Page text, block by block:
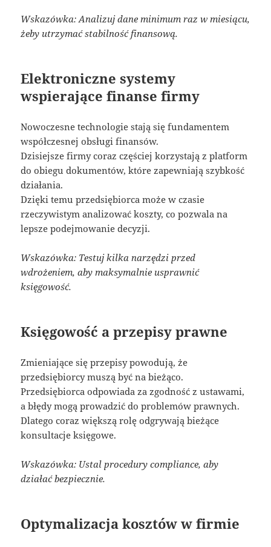
Wskazówka: Analizuj dane minimum raz w miesiącu,
żeby utrzymać stabilność finansową.
Elektroniczne systemy
wspierające finanse firmy
Nowoczesne technologie stają się fundamentem
współczesnej obsługi finansów.
Dzisiejsze firmy coraz częściej korzystają z platform
do obiegu dokumentów, które zapewniają szybkość
działania.
Dzięki temu przedsiębiorca może w czasie
rzeczywistym analizować koszty, co pozwala na
lepsze podejmowanie decyzji.
Wskazówka: Testuj kilka narzędzi przed
wdrożeniem, aby maksymalnie usprawnić
księgowość.
Księgowość a przepisy prawne
Zmieniające się przepisy powodują, że
przedsiębiorcy muszą być na bieżąco.
Przedsiębiorca odpowiada za zgodność z ustawami,
a błędy mogą prowadzić do problemów prawnych.
Dlatego coraz większą rolę odgrywają bieżące
konsultacje księgowe.
Wskazówka: Ustal procedury compliance, aby
działać bezpiecznie.
Optymalizacja kosztów w firmie